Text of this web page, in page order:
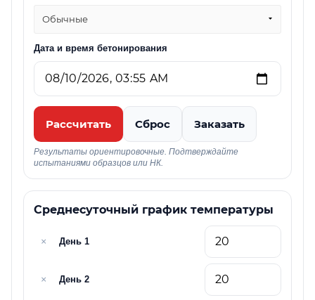
Обычные
Дата и время бетонирования
Рассчитать Сброс Заказать
Результаты ориентировочные. Подтверждайте
испытаниями образцов или НК.
Среднесуточный график температуры
× День 1
× День 2